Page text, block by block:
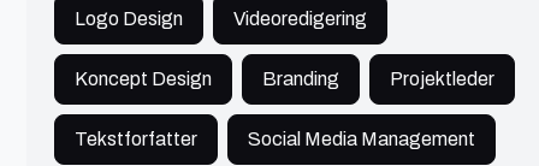
Logo Design
Videoredigering
Koncept Design
Branding
Projektleder
Tekstforfatter
Social Media Management
Elisabeth
Odense
Content Marketing Specialist